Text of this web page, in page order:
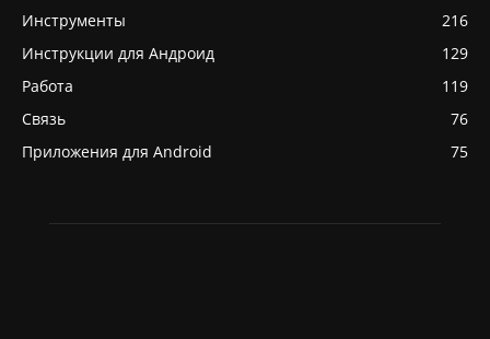
Инструменты
216
Инструкции для Андроид
129
Работа
119
Связь
76
Приложения для Android
75